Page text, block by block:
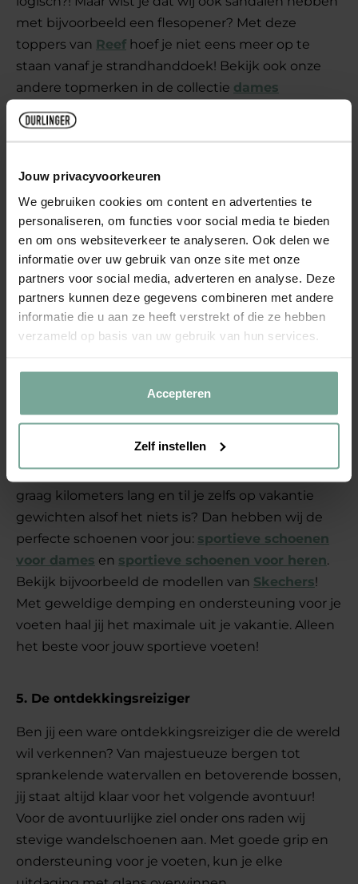
Jouw privacyvoorkeuren
We gebruiken cookies om content en advertenties te
personaliseren, om functies voor social media te bieden
en om ons websiteverkeer te analyseren. Ook delen we
informatie over uw gebruik van onze site met onze
partners voor social media, adverteren en analyse. Deze
partners kunnen deze gegevens combineren met andere
informatie die u aan ze heeft verstrekt of die ze hebben
verzameld op basis van uw gebruik van hun services.
Accepteren
Zelf instellen
met bijvoorbeeld een flesopener? Met deze
toppers van Reef hoef je niet eens meer op te
staan vanaf je strandhanddoek! Bekijk ook onze
andere topmerken in de collectie dames
sandalen
Jij weet hoe je moet feesten en houdt van festivals
en concerten. Maar wat trek je aan op zo'n
gelegenheid? Wij hebben het antwoord:
feestelijke sandalettes óf stijlvolle sneakers! Ga je
graag een beetje de hoogte in? Dan zijn
sandalettesvan bijvoorbeeld Tamaris helemaal
geschikt voor jou. Ben je een echte danser die de
hele nacht doorgaat? Ga dan voor een stijlvolle en
Kun jij op vakantie ook echt niet stilzitten? Ren je
graag kilometers lang en til je zelfs op vakantie
gewichten alsof het niets is? Dan hebben wij de
perfecte schoenen voor jou: sportieve schoenen
voor dames en sportieve schoenen voor heren.
Bekijk bijvoorbeeld de modellen van Skechers!
Met geweldige demping en ondersteuning voor je
voeten haal jij het maximale uit je vakantie. Alleen
het beste voor jouw sportieve voeten!
5. De ontdekkingsreiziger
Ben jij een ware ontdekkingsreiziger die de wereld
wil verkennen? Van majestueuze bergen tot
sprankelende watervallen en betoverende bossen,
jij staat altijd klaar voor het volgende avontuur!
Voor de avontuurlijke ziel onder ons raden wij
stevige wandelschoenen aan. Met goede grip en
ondersteuning voor je voeten, kun je elke